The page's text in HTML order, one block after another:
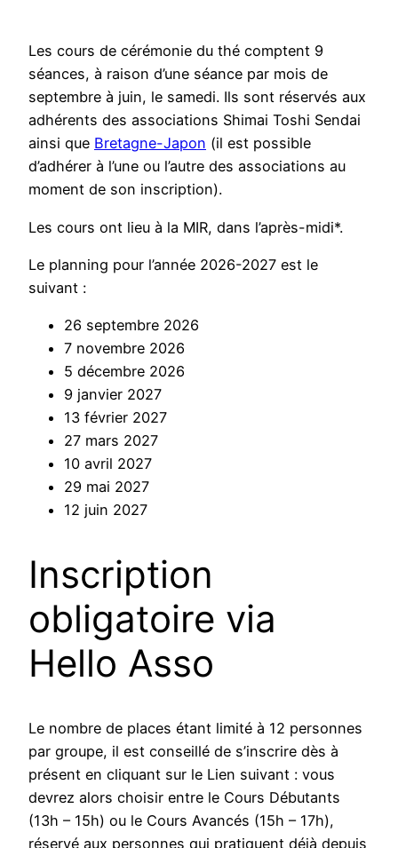
Les cours de cérémonie du thé comptent 9
séances, à raison d’une séance par mois de
septembre à juin, le samedi. Ils sont réservés aux
adhérents des associations Shimai Toshi Sendai
ainsi que Bretagne-Japon (il est possible
d’adhérer à l’une ou l’autre des associations au
moment de son inscription).
Les cours ont lieu à la MIR, dans l’après-midi*.
Le planning pour l’année 2026-2027 est le
suivant :
26 septembre 2026
7 novembre 2026
5 décembre 2026
9 janvier 2027
13 février 2027
27 mars 2027
10 avril 2027
29 mai 2027
12 juin 2027
Inscription
obligatoire via
Hello Asso
Le nombre de places étant limité à 12 personnes
par groupe, il est conseillé de s’inscrire dès à
présent en cliquant sur le Lien suivant : vous
devrez alors choisir entre le Cours Débutants
(13h – 15h) ou le Cours Avancés (15h – 17h),
réservé aux personnes qui pratiquent déjà depuis